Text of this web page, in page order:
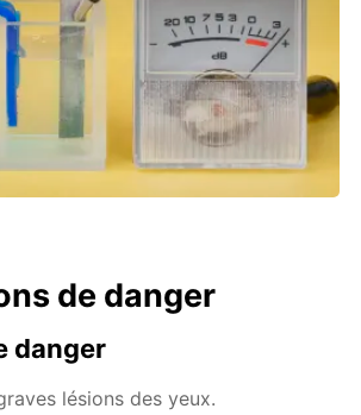
de danger
danger
lésions des yeux.